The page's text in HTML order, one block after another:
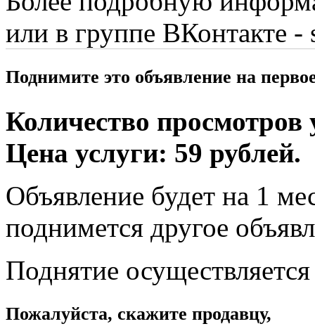
или в группе ВКонтакте -
Поднимите это объявление на
Количество просмотров
Цена услуги: 59 рублей.
Объявление будет на 1
поднимется другое
Поднятие
Пожалуйста, скажите продавцу,